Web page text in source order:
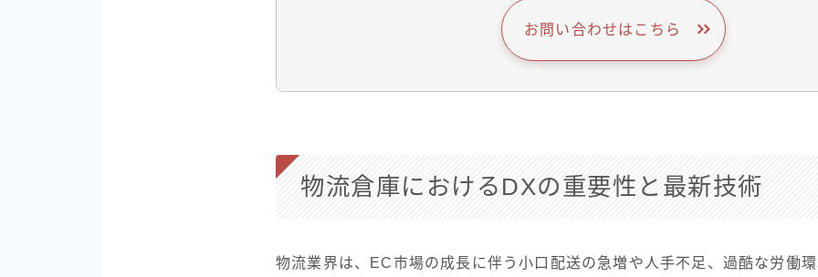
お問い合わせはこちら
物流倉庫におけるDXの重要性と最新技術
物流業界は、EC市場の成長に伴う小口配送の急増や人手不足、過酷な労働